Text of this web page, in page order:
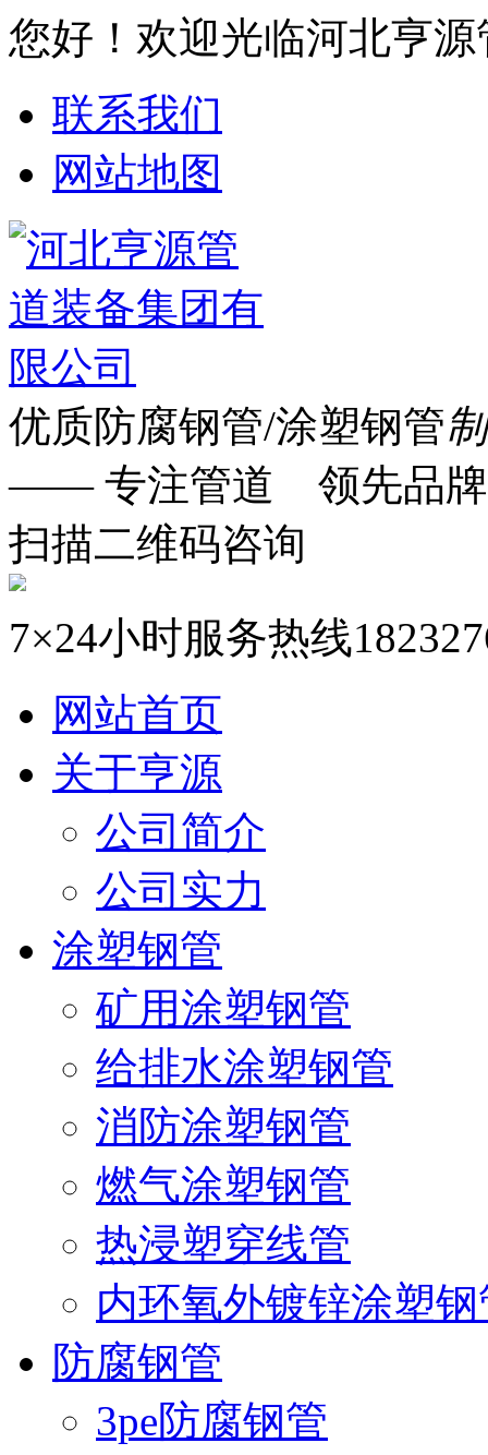
您好！欢迎光临河北亨
联系我们
网站地图
优质防腐钢管/涂塑钢管
—— 专注管道 领先品
扫描二维码咨询
7×24小时服务热线
网站首页
关于亨源
公司简介
公司实力
涂塑钢管
矿用涂塑钢管
给排水涂塑钢管
消防涂塑钢管
燃气涂塑钢管
热浸塑穿线管
内环氧外镀锌涂塑钢
防腐钢管
3pe防腐钢管